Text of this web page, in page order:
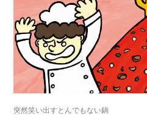
突然笑い出すとんでもない鍋